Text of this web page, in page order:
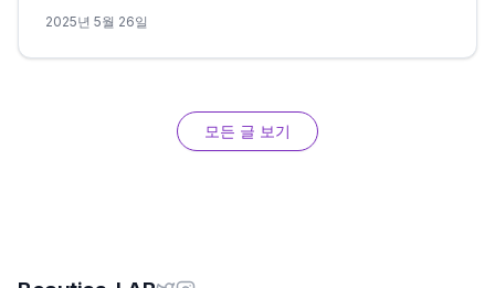
2025년 5월 26일
모든 글 보기